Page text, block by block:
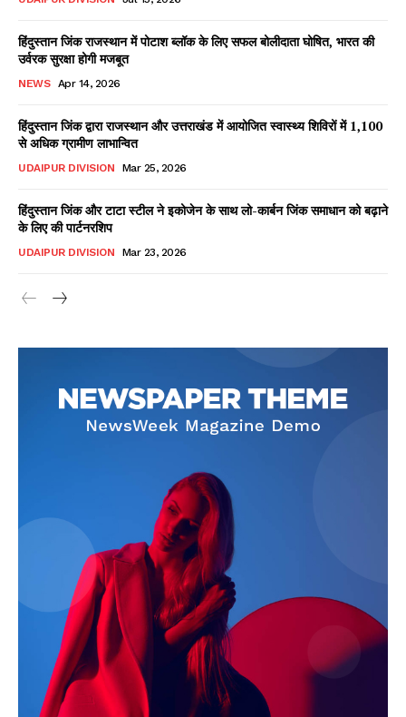
हिंदुस्तान जिंक राजस्थान में पोटाश ब्लॉक के लिए सफल बोलीदाता घोषित, भारत की
उर्वरक सुरक्षा होगी मजबूत
NEWS Apr 14, 2026
हिंदुस्तान जिंक द्वारा राजस्थान और उत्तराखंड में आयोजित स्वास्थ्य शिविरों में 1,100
से अधिक ग्रामीण लाभान्वित
UDAIPUR DIVISION Mar 25, 2026
हिंदुस्तान जिंक और टाटा स्टील ने इकोजेन के साथ लो-कार्बन जिंक समाधान को बढ़ाने
के लिए की पार्टनरशिप
UDAIPUR DIVISION Mar 23, 2026